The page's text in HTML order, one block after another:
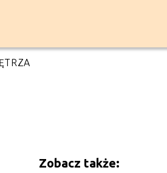
Zobacz także: